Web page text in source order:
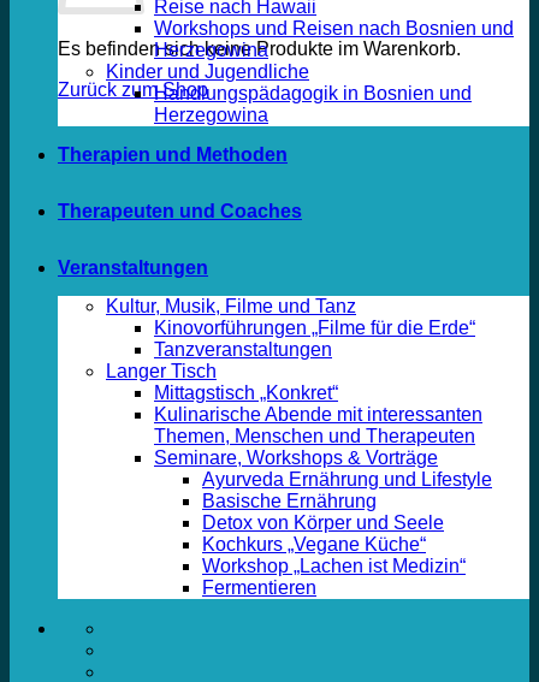
Es befinden sich keine Produkte im Warenkorb.
Zurück zum Shop
Reise nach Hawaii
Workshops und Reisen nach Bosnien und
Herzegowina
Kinder und Jugendliche
Handlungspädagogik in Bosnien und
Herzegowina
Therapien und Methoden
Therapeuten und Coaches
Veranstaltungen
Kultur, Musik, Filme und Tanz
Kinovorführungen „Filme für die Erde“
Tanzveranstaltungen
Langer Tisch
Mittagstisch „Konkret“
Kulinarische Abende mit interessanten
Themen, Menschen und Therapeuten
Seminare, Workshops & Vorträge
Ayurveda Ernährung und Lifestyle
Basische Ernährung
Detox von Körper und Seele
Kochkurs „Vegane Küche“
Workshop „Lachen ist Medizin“
Fermentieren